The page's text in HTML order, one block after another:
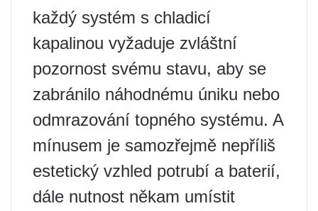
každý systém s chladicí
kapalinou vyžaduje zvláštní
pozornost svému stavu, aby se
zabránilo náhodnému úniku nebo
odmrazování topného systému. A
mínusem je samozřejmě nepříliš
estetický vzhled potrubí a baterií,
dále nutnost někam umístit